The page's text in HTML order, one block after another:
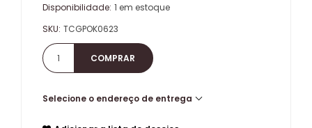
Disponibilidade: 1 em estoque
SKU: TCGPOK0623
Selecione o endereço de entrega